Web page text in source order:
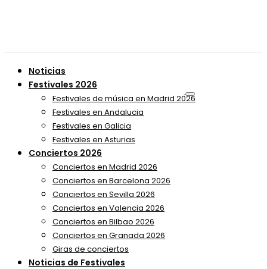
Noticias
Festivales 2026
Festivales de música en Madrid 2026
Festivales en Andalucia
Festivales en Galicia
Festivales en Asturias
Conciertos 2026
Conciertos en Madrid 2026
Conciertos en Barcelona 2026
Conciertos en Sevilla 2026
Conciertos en Valencia 2026
Conciertos en Bilbao 2026
Conciertos en Granada 2026
Giras de conciertos
Noticias de Festivales